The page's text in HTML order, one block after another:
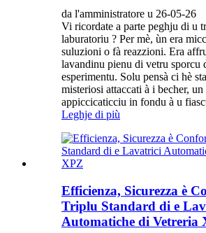
da l'amministratore u 26-05-26
Vi ricordate a parte peghju di u
laburatoriu ? Per mè, ùn era
suluzioni o fà reazzioni. Era
lavandinu pienu di vetru sporcu
esperimentu. Solu pensà ci hè
misteriosi attaccati à i becher, un
appiccicaticciu in fondu à u
Leghje di più
Efficienza, Sicurezza è
Triplu Standard di e
Automatiche di Vetreria